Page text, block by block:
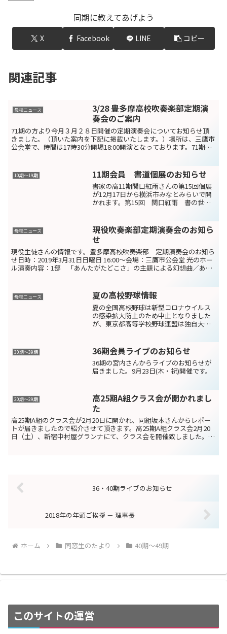
同期に教えてあげよう
X Facebook LINE コピー
関連記事
母校ニュース
3/28 豊多摩高校吹奏楽部定期演
奏会のご案内
71期の方より今月３月２８日開催の定期演奏会についてお知らせ頂
きました。（頂いた案内を下記に掲載いたします。）場所は、三鷹市
公会堂で、時間は17時30分開場18:00開演となっております。71期、
10期〜19期 11期会員 書道個展のお知らせ
書家の高11期関口紅雨さんの第15回個展
が12月17日から横浜市みなとみらいで開
かれます。第15回 関口紅雨 書の世
～16:00）みなとみら...
母校ニュース
現役吹奏楽部定期演奏会のお知ら
せ
現役生徒さんの情報です。豊多摩高校吹奏楽部 定期演奏会のお知ら
せ日時：2019年3月31日日曜日 16:00〜会場：三鷹市公会堂 光のホー
ル演奏内容：1部 「あんたがたどこさ」の主題による幻想曲／ある
母校ニュース 夏の高校野球情報
夏の全国高校野球は新型コロナウイルス
の感染拡大防止のため中止となりました
が、東京都高等学校野球連盟は独自大会
ていて、母校野球部は、25日（土）
12:30（雨天順延に...
30期～39期 36期会員ライブのお知らせ
36期の宮内さんからライブのお知らせが
届きました。9月23日(木・祝)開催です。
20期〜29期
高25期A組クラス会が開かれまし
た
高25期A組のクラス会が2月20日に開かれ、同組坂本さんからレポー
トが届きましたので紹介させて頂きます。高25期A組クラス会2月20
日（土）、新宿中村屋グランナにて、クラス会を開催致しました。10
36・40期ライブのお知らせ
2018年の年頭ご挨拶 － 理事長
ホーム 同窓生のたより 40期～49期
このサイトの運営